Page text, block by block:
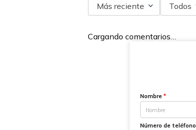
Más reciente Todos
Cargando comentarios…
Nombre *
Número de teléfono